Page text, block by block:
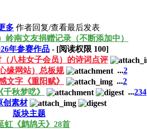
多 作者回复/查看最后发表
岭南文友捐赠记录（不断添加中）
年参赛作品 - [阅读权限 100]
（八桂女子会员）的诗词点评
缘网站）总板规 ...2
文字《重阳赋》 ...2
秋梦呓》 ...234
创素材
版块主题
虹《鹧鸪天》28首